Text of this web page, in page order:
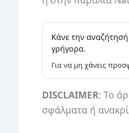
Κάνε την
γρήγορα.
Για να μη χάνεις
DISCLAIMER: Το
σφάλματα ή